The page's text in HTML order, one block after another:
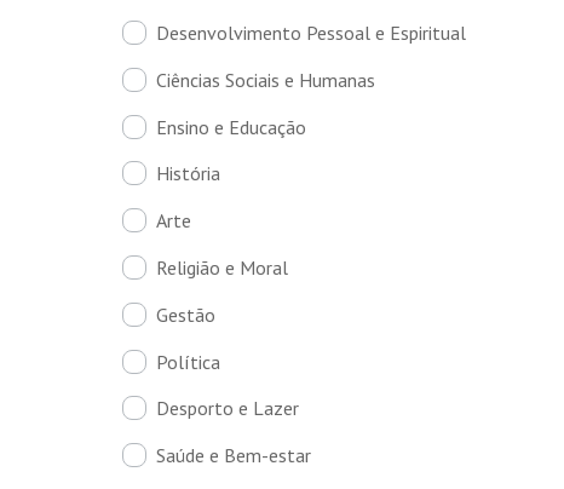
Desenvolvimento Pessoal e Espiritual
Ciências Sociais e Humanas
Ensino e Educação
História
Arte
Religião e Moral
Gestão
Política
Desporto e Lazer
Saúde e Bem-estar